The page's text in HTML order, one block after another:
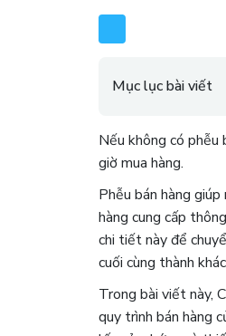
Mục lục bài viết
Nếu không có phễu
giờ mua hàng.
Phễu bán hàng
hàng cung cấp
chi tiết này để
cuối cùng thành
Trong bài viết này,
quy trình bán hàng